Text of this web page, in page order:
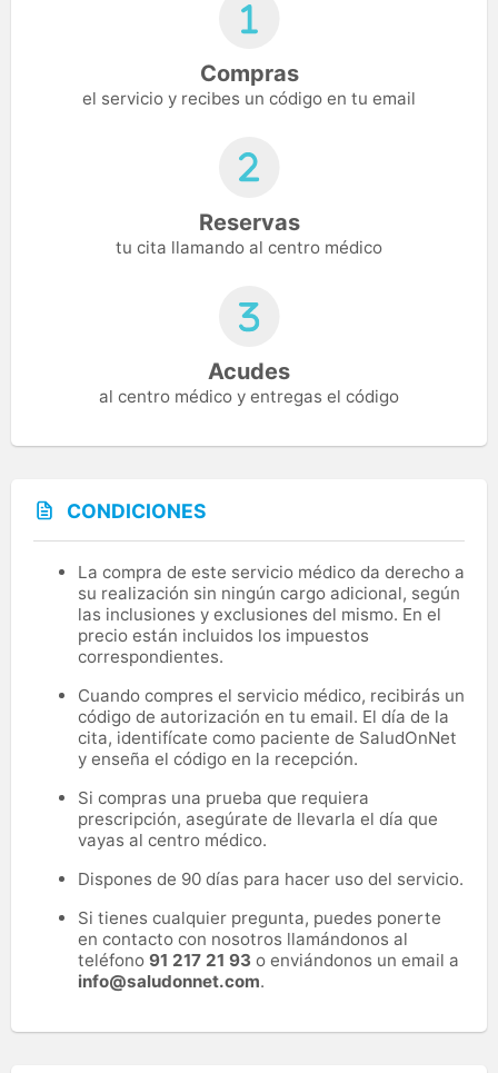
Compras
el servicio y recibes un código en tu email
Reservas
tu cita llamando al centro médico
Acudes
al centro médico y entregas el código
CONDICIONES
La compra de este servicio médico da derecho a
su realización sin ningún cargo adicional, según
las inclusiones y exclusiones del mismo. En el
precio están incluidos los impuestos
correspondientes.
Cuando compres el servicio médico, recibirás un
código de autorización en tu email. El día de la
cita, identifícate como paciente de SaludOnNet
y enseña el código en la recepción.
Si compras una prueba que requiera
prescripción, asegúrate de llevarla el día que
vayas al centro médico.
Dispones de 90 días para hacer uso del servicio.
Si tienes cualquier pregunta, puedes ponerte
en contacto con nosotros llamándonos al
teléfono 91 217 21 93 o enviándonos un email a
info@saludonnet.com.